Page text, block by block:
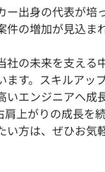
ー出身の代表が培
の増加が見込ま
社の未来を支える
ます。スキルアッ
いエンジニアへ成
肩上がりの成長を
い方は、ぜひお気